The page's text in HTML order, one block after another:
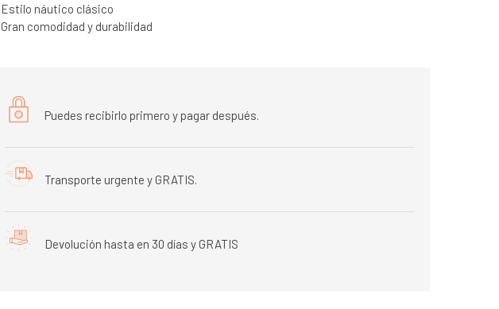
Estilo náutico clásico
Gran comodidad y durabilidad
Puedes recibirlo primero y pagar después.
Transporte urgente y GRATIS.
Devolución hasta en 30 días y GRATIS